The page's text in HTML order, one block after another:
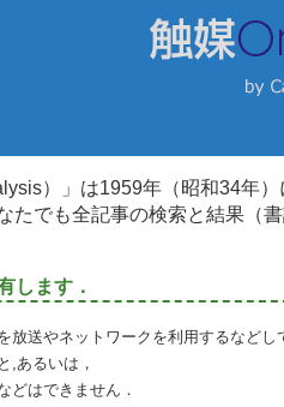
）」は1959年（昭和34年
たでも全記事の検索と結果（
します．
放送やネットワークを利用するなど
,あるいは，
どはできません．